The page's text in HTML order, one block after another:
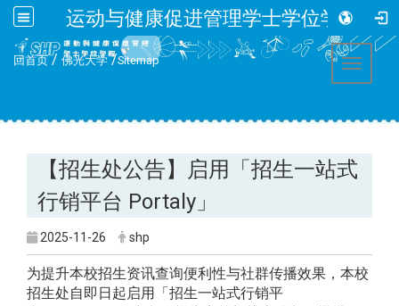
运动与健康促进管理学士学位学程
回首页/ 佛光大学/Sitemap Toggle
【招生处公告】启用「招生一站式
行销平台 Portaly」
2025-11-26 shp
为提升本校招生资讯查询便利性与社群传播效果， 本校
招生处自即日起启用「招生一站式行销平